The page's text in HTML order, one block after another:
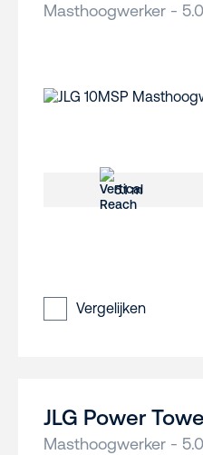
Masthoogwerker -
5.1 m
Vergelijken
JLG Power
Masthoogwerker -